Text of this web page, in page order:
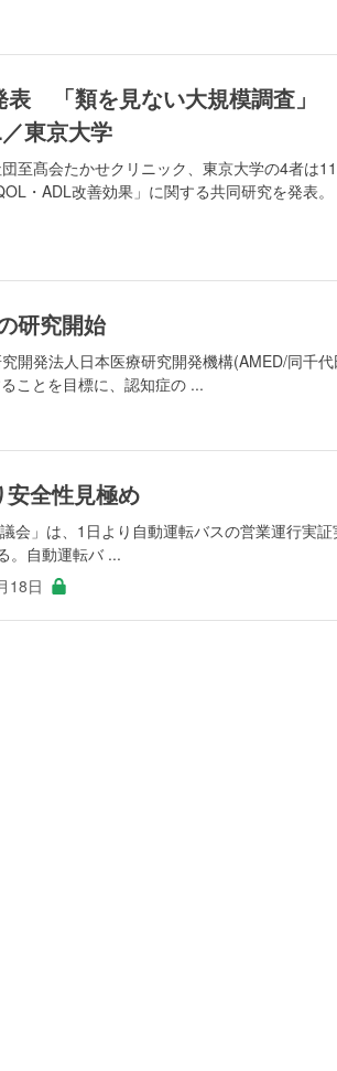
表 「類を見ない大規模調査
東京大学
至髙会たかせクリニック、東京大学の4者は
・ADL改善効果」に関する共同研究を発表。
研究開始
開発法人日本医療研究開発機構(AMED/同千
ことを目標に、認知症の ...
全性見極め
会」は、1日より自動運転バスの営業運行実証
。自動運転バ ...
18日